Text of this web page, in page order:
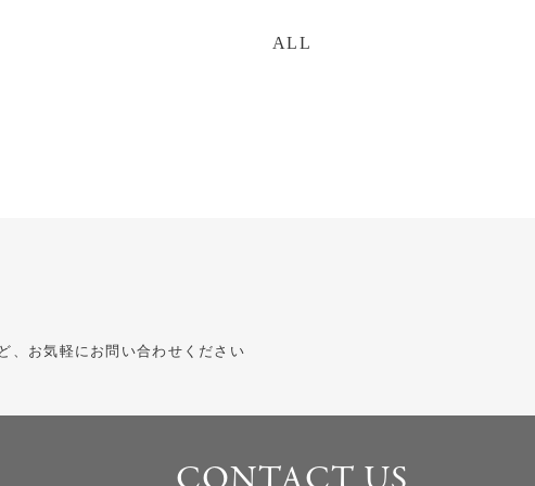
ALL
、お気軽にお問い合わせください